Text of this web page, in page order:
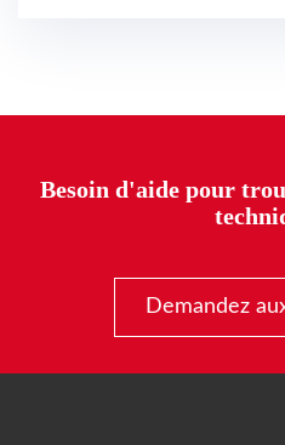
Besoin d'aide pour
Demandez